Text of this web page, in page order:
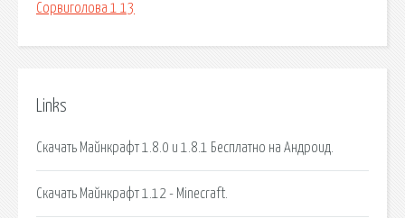
Сорвиголова 1 13
Links
Скачать Майнкрафт 1.8.0 и 1.8.1 Бесплатно на Андроид.
Скачать Майнкрафт 1.12 - Minecraft.